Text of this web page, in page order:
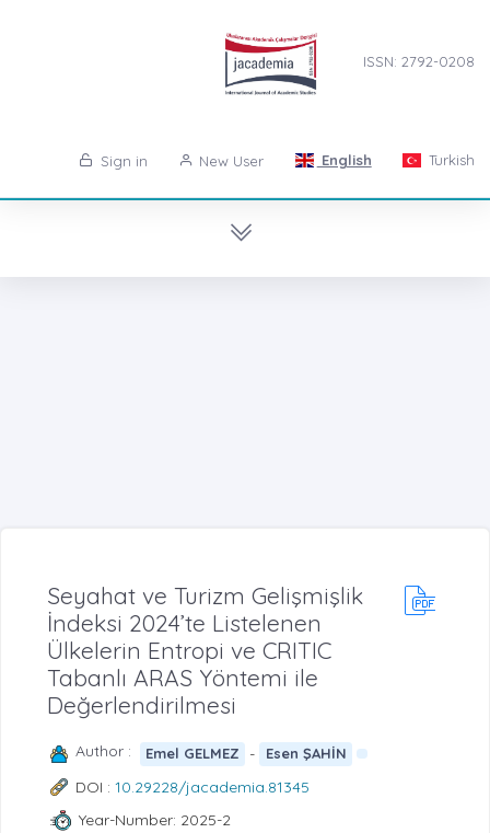
ISSN: 2792-0208
Sign in New User English Turkish
Seyahat ve Turizm Gelişmişlik
İndeksi 2024’te Listelenen
Ülkelerin Entropi ve CRITIC
Tabanlı ARAS Yöntemi ile
Değerlendirilmesi
Author : Emel GELMEZ - Esen ŞAHİN
DOI : 10.29228/jacademia.81345
Year-Number: 2025-2